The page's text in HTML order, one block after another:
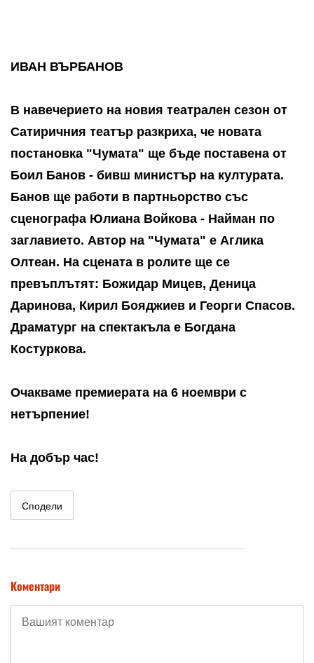
ИВАН ВЪРБАНОВ
В навечерието на новия театрален сезон от
Сатиричния театър разкриха, че новата
постановка "Чумата" ще бъде поставена от
Боил Банов - бивш министър на културата.
Банов ще работи в партньорство със
сценографа Юлиана Войкова - Найман по
заглавието. Автор на "Чумата" е Аглика
Олтеан. На сцената в ролите ще се
превъплътят: Божидар Мицев, Деница
Даринова, Кирил Бояджиев и Георги Спасов.
Драматург на спектакъла е Богдана
Костуркова.
Очакваме премиерата на 6 ноември с
нетърпение!
На добър час!
Сподели
Коментари